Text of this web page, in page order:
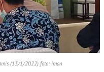
(13/1/2022) foto: iman